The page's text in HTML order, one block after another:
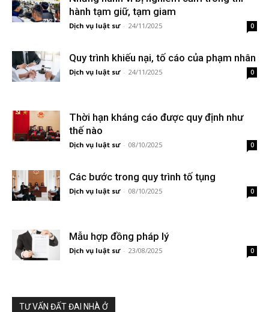
hành tạm giữ, tạm giam
Dịch vụ luật sư - 24/11/2025 0
Quy trình khiếu nại, tố cáo của phạm nhân
Dịch vụ luật sư - 24/11/2025 0
Thời hạn kháng cáo được quy định như
thế nào
Dịch vụ luật sư - 08/10/2025 0
Các bước trong quy trình tố tụng
Dịch vụ luật sư - 08/10/2025 0
Mẫu hợp đồng pháp lý
Dịch vụ luật sư - 23/08/2025 0
TƯ VẤN ĐẤT ĐAI NHÀ Ở